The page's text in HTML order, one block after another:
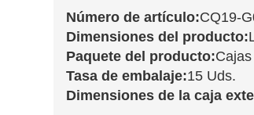
Número de artículo:CQ19-
Dimensiones del producto:
Paquete del producto:
Tasa de embalaje:15 Uds.
Dimensiones de la caja